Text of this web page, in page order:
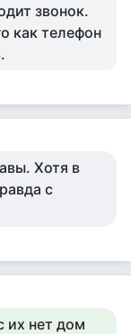
звонок.
как телефон
Хотя в
с
их нет дом